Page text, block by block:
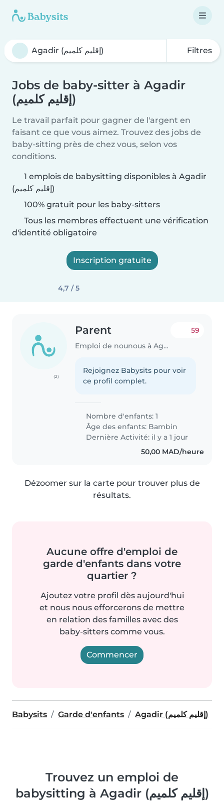
Filtres
Jobs de baby-sitter à Agadir
(إقليم كلميم)
Le travail parfait pour gagner de l'argent en
faisant ce que vous aimez. Trouvez des jobs de
baby-sitting près de chez vous, selon vos
conditions.
1 emplois de babysitting disponibles à Agadir
(إقليم كلميم)
100% gratuit pour les baby-sitters
Tous les membres effectuent une vérification
d'identité obligatoire
Inscription gratuite
4,7 / 5
(2)
Parent
Emploi de nounous à Agadir (إقليم كلميم)
59
Rejoignez Babysits pour voir
ce profil complet.
Nombre d'enfants: 1
Âge des enfants: Bambin
Dernière Activité: il y a 1 jour
50,00 MAD/heure
Dézoomer sur la carte pour trouver plus de
résultats.
Aucune offre d'emploi de
garde d'enfants dans votre
quartier ?
Ajoutez votre profil dès aujourd'hui
et nous nous efforcerons de mettre
en relation des familles avec des
baby-sitters comme vous.
Commencer
Babysits Garde d'enfants Agadir (إقليم كلميم)
Trouvez un emploi de
babysitting à Agadir (إقليم كلميم)